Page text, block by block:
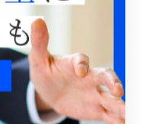
や別日程への振り
おきましょう。
ある質問と回